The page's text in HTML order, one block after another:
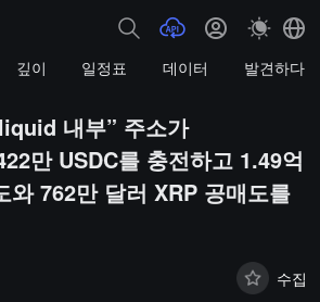
깊이 일정표 데이터 발견하다
내부” 주소가
만 USDC를 충전하고 1.49억
와 762만 달러 XRP 공매도를
수집